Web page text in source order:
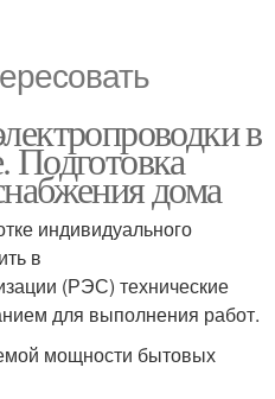
в
Подготовка
дома
индивидуального
в
(РЭС) технические
для выполнения работ.
мощности бытовых